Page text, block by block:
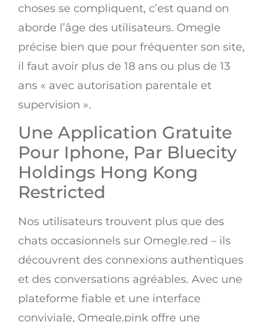
choses se compliquent, c’est quand on
aborde l’âge des utilisateurs. Omegle
précise bien que pour fréquenter son site,
il faut avoir plus de 18 ans ou plus de 13
ans « avec autorisation parentale et
supervision ».
Une Application Gratuite
Pour Iphone, Par Bluecity
Holdings Hong Kong
Restricted
Nos utilisateurs trouvent plus que des
chats occasionnels sur Omegle.red – ils
découvrent des connexions authentiques
et des conversations agréables. Avec une
plateforme fiable et une interface
conviviale, Omegle.pink offre une